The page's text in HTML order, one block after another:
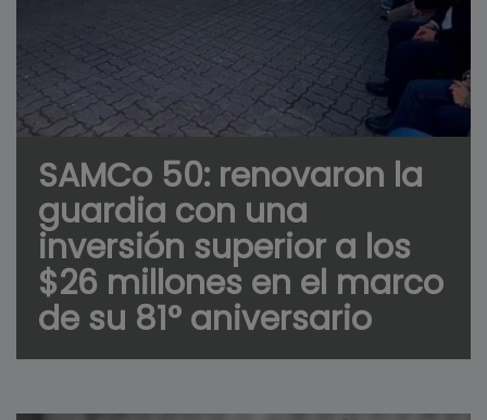
SAMCo 50: renovaron la
guardia con una
inversión superior a los
$26 millones en el marco
de su 81° aniversario